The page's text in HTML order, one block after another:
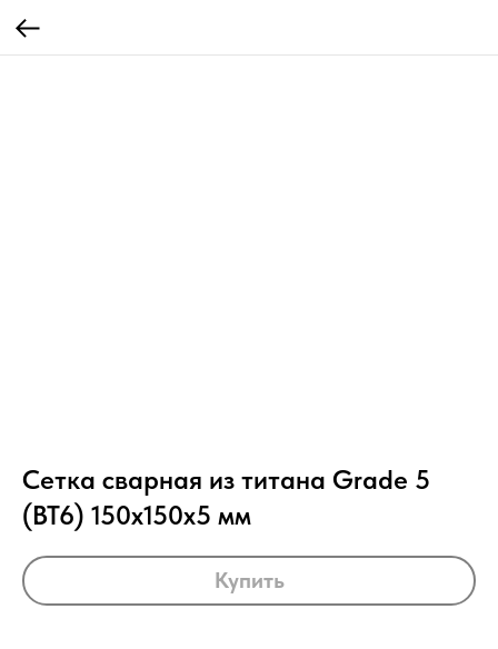
Сетка сварная из титана Grade 5
(ВТ6) 150x150х5 мм
Купить